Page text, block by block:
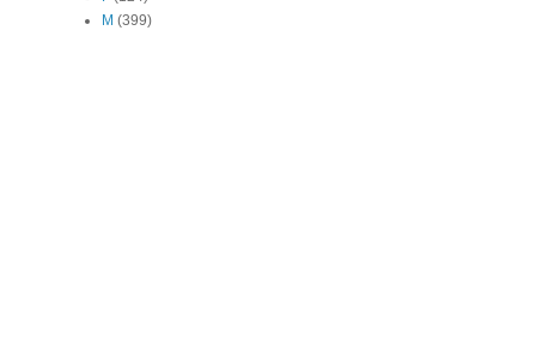
M (399)